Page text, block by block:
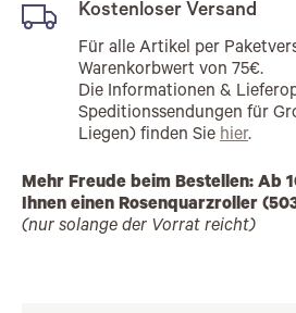
Kostenloser Versand
Für alle Artikel per
Warenkorbwert von 75€.
Die Informationen &
Speditionssendungen für
Liegen) finden Sie hier.
Mehr Freude beim Bestellen: Ab
Ihnen einen Rosenquarzroller
(nur solange der Vorrat reicht)